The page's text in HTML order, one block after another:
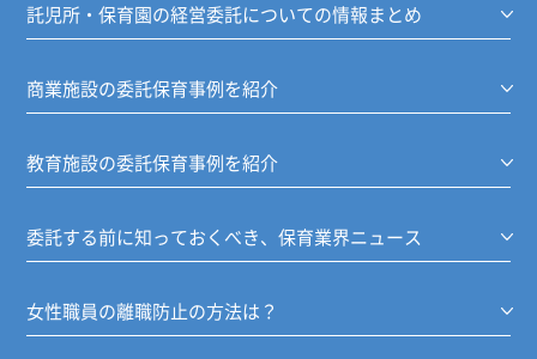
託児所・保育園の経営委託についての情報まとめ
商業施設の委託保育事例を紹介
教育施設の委託保育事例を紹介
委託する前に知っておくべき、保育業界ニュース
女性職員の離職防止の方法は？